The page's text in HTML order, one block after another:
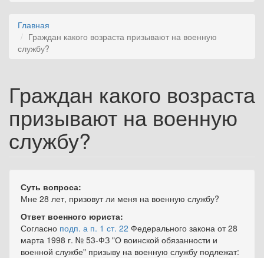
Главная
Граждан какого возраста призывают на военную
службу?
Граждан какого возраста
призывают на военную
службу?
Суть вопроса:
Мне 28 лет, призовут ли меня на военную службу?
Ответ военного юриста:
Согласно подп. а п. 1 ст. 22 Федерального закона от 28
марта 1998 г. № 53-ФЗ "О воинской обязанности и
военной службе" призыву на военную службу подлежат: